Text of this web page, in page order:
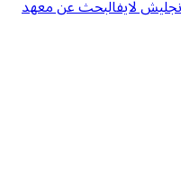
لايفالبحث عن معهد